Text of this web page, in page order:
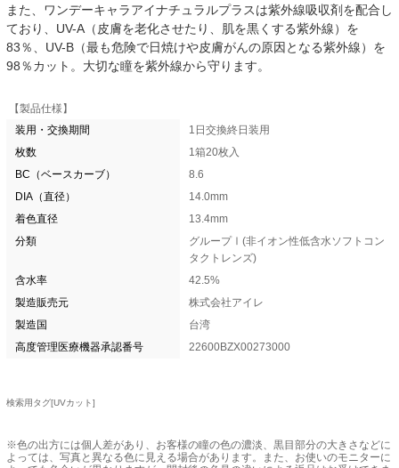
また、ワンデーキャラアイナチュラルプラスは紫外線吸収剤を配合し
ており、UV-A（皮膚を老化させたり、肌を黒くする紫外線）を
83％、UV-B（最も危険で日焼けや皮膚がんの原因となる紫外線）を
98％カット。大切な瞳を紫外線から守ります。
【製品仕様】
装用・交換期間
1日交換終日装用
枚数
1箱20枚入
BC（ベースカーブ）
8.6
DIA（直径）
14.0mm
着色直径
13.4mm
分類
グループⅠ(非イオン性低含水ソフトコン
タクトレンズ)
含水率
42.5%
製造販売元
株式会社アイレ
製造国
台湾
高度管理医療機器承認番号
22600BZX00273000
検索用タグ[UVカット]
※色の出方には個人差があり、お客様の瞳の色の濃淡、黒目部分の大きさなどに
よっては、写真と異なる色に見える場合があります。また、お使いのモニターに